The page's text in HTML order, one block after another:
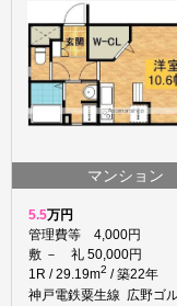
マンション
5.5万円
管理費等 4,000円
敷 － 礼 50,000円
1R / 29.19m2 / 築22年
神戸電鉄粟生線 広野ゴ